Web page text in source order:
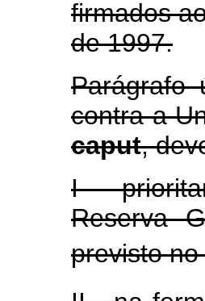
firmados
de 1997.
Parágrafo
contra a
caput,
I -
Reserva
previsto